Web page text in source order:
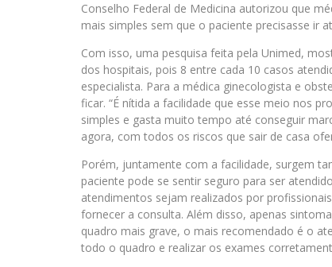
Conselho Federal de Medicina autorizou que
mais simples sem que o paciente precisasse ir
Com isso, uma pesquisa feita pela Unimed,
dos hospitais, pois 8 entre cada 10 casos
especialista. Para a médica ginecologista e
ficar. “É nítida a facilidade que esse meio nos
simples e gasta muito tempo até conseguir
agora, com todos os riscos que sair de casa
Porém, juntamente com a facilidade, surgem
paciente pode se sentir seguro para ser
atendimentos sejam realizados por
fornecer a consulta. Além disso, apenas
quadro mais grave, o mais recomendado é o
todo o quadro e realizar os exames